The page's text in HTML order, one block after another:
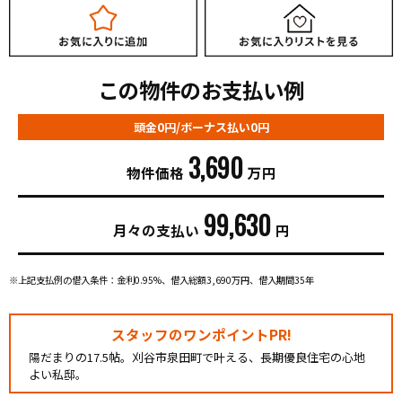
この物件のお支払い例
頭金0円/ボーナス払い0円
物件価格 3,690 万円
月々の支払い 99,630 円
※上記支払例の借入条件：金利0.95%、借入総額3,690万円、借入期間35年
スタッフのワンポイントPR!
陽だまりの17.5帖。刈谷市泉田町で叶える、長期優良住宅の心地
よい私邸。